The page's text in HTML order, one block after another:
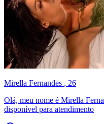
Mirella Fernandes , 26
Olá, meu nome é Mirella
disponível para atendimento